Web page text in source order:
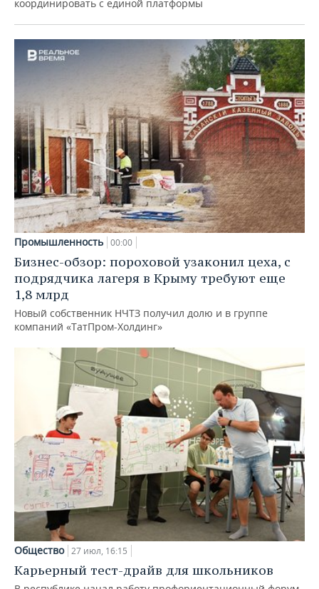
координировать с единой платформы
Промышленность 00:00
Бизнес-обзор: пороховой узаконил цеха, с
подрядчика лагеря в Крыму требуют еще
1,8 млрд
Новый собственник НЧТЗ получил долю и в группе
компаний «ТатПром-Холдинг»
Общество 27 июл, 16:15
Карьерный тест-драйв для школьников